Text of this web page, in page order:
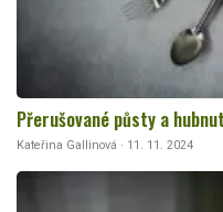
Přerušované půsty a
Kateřina Gallinová · 11. 11. 2024